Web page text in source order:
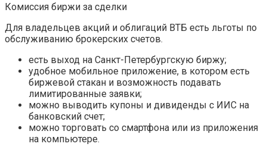
Комиссия биржи за сделки
Для владельцев акций и облигаций ВТБ есть льготы по
обслуживанию брокерских счетов.
есть выход на Санкт-Петербургскую биржу;
удобное мобильное приложение, в котором есть
биржевой стакан и возможность подавать
лимитированные заявки;
можно выводить купоны и дивиденды с ИИС на
банковский счет;
можно торговать со смартфона или из приложения
на компьютере.